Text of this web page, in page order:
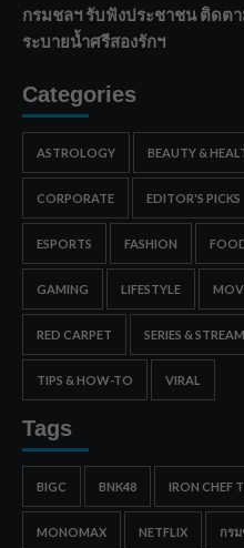
กรมชลฯ รับฟังประชาชน ติดต
ระบายน้ำศรีสองรักฯ
Categories
ASTROLOGY BEAUTY &
CORPORATE EDITOR'S PICKS
ESPORTS FASHION
GAMING LIFESTYLE
RED CARPET SERIES &
TIPS & HOW-TO VIRAL
Tags
BIGC BNK48 IRON CHEF
MONOMAX NETFLIX กร